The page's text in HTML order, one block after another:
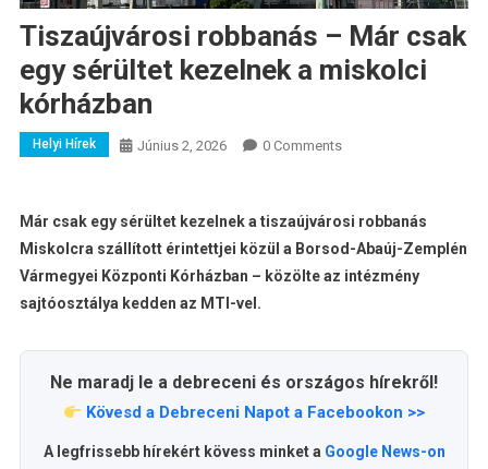
Tiszaújvárosi robbanás – Már csak
egy sérültet kezelnek a miskolci
kórházban
Helyi Hírek Június 2, 2026 0 Comments
Már csak egy sérültet kezelnek a tiszaújvárosi robbanás
Miskolcra szállított érintettjei közül a Borsod-Abaúj-Zemplén
Vármegyei Központi Kórházban – közölte az intézmény
sajtóosztálya kedden az MTI-vel.
Ne maradj le a debreceni és országos hírekről!
Kövesd a Debreceni Napot a Facebookon >>
A legfrissebb hírekért kövess minket a Google News-on